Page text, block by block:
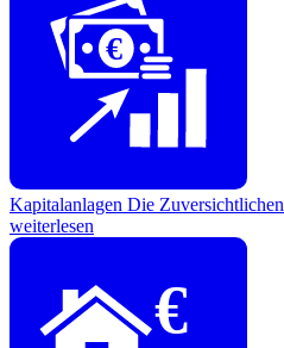
€
Kapitalanlagen Die Zuversichtlichen
weiterlesen
€